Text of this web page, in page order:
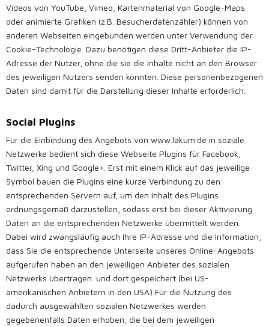
Videos von YouTube, Vimeo, Kartenmaterial von Google-Maps
oder animierte Grafiken (z.B. Besucherdatenzähler) können von
anderen Webseiten eingebunden werden unter Verwendung der
Cookie-Technologie. Dazu benötigen diese Dritt-Anbieter die IP-
Adresse der Nutzer, ohne die sie die Inhalte nicht an den Browser
des jeweiligen Nutzers senden könnten. Diese personenbezogenen
Daten sind damit für die Darstellung dieser Inhalte erforderlich.
Social Plugins
Für die Einbindung des Angebots von www.lakum.de in soziale
Netzwerke bedient sich diese Webseite Plugins für Facebook,
Twitter, Xing und Google+. Erst mit einem Klick auf das jeweilige
Symbol bauen die Plugins eine kurze Verbindung zu den
entsprechenden Servern auf, um den Inhalt des Plugins
ordnungsgemäß darzustellen, sodass erst bei dieser Aktivierung
Daten an die entsprechenden Netzwerke übermittelt werden.
Dabei wird zwangsläufig auch Ihre IP-Adresse und die Information,
dass Sie die entsprechende Unterseite unseres Online-Angebots
aufgerufen haben an den jeweiligen Anbieter des sozialen
Netzwerks übertragen. und dort gespeichert (bei US-
amerikanischen Anbietern in den USA) Für die Nutzung des
dadurch ausgewählten sozialen Netzwerkes werden
gegebenenfalls Daten erhoben, die bei dem jeweiligen